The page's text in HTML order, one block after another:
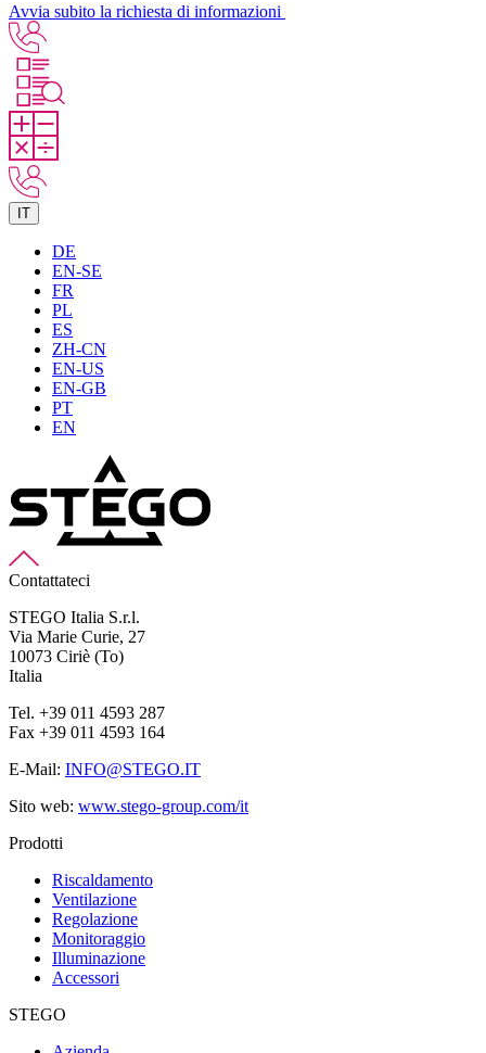
Avvia subito la richiesta di informazioni
IT
DE
EN-SE
FR
PL
ES
ZH-CN
EN-US
EN-GB
PT
EN
Contattateci
STEGO Italia S.r.l.
Via Marie Curie, 27
10073 Ciriè (To)
Italia
Tel. +39 011 4593 287
Fax +39 011 4593 164
E-Mail: INFO@STEGO.IT
Sito web: www.stego-group.com/it
Prodotti
Riscaldamento
Ventilazione
Regolazione
Monitoraggio
Illuminazione
Accessori
STEGO